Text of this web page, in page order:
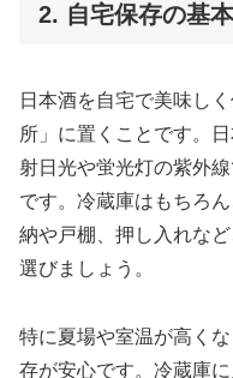
2. 自宅保存の基
日本酒を自宅で美味し
所」に置くことです。
射日光や蛍光灯の紫外
です。冷蔵庫はもちろ
納や戸棚、押し入れな
選びましょう。
特に夏場や室温が高く
存が安心です。冷蔵庫